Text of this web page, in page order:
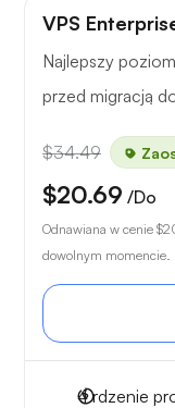
VPS
Najlepszy
przed migracją
$34.49
$20.69 /Do
Odnawiana w cenie
dowolnym momencie.
4rdzenie